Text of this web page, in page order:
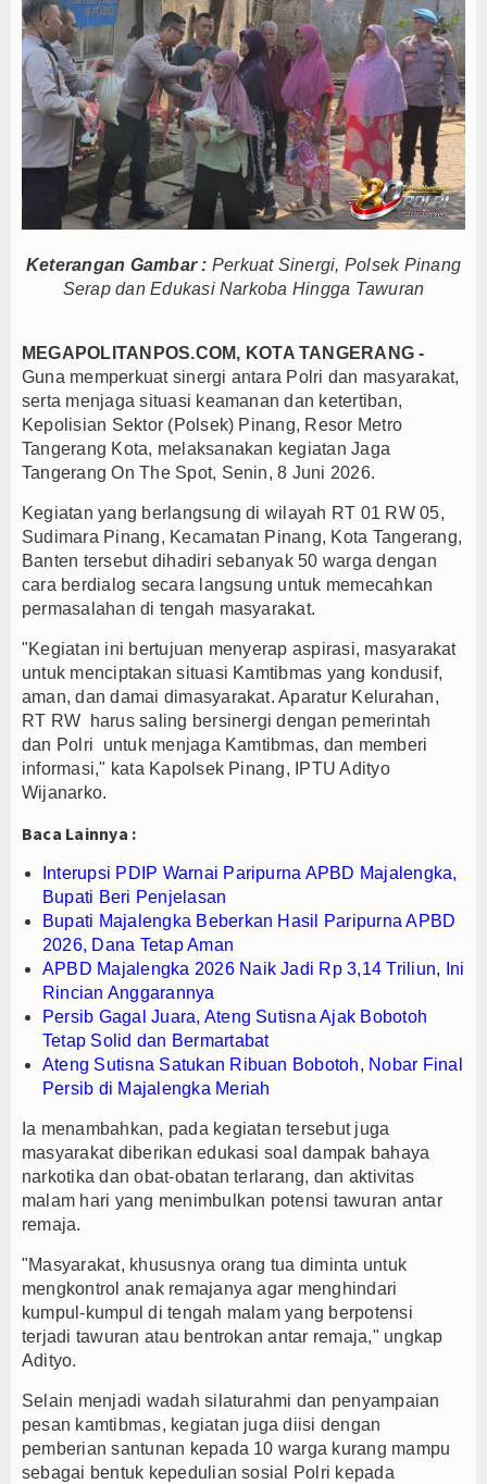
Anggarannya
Solid dan Bermartabat
Juara Piala Presiden 2026
di Majalengka Meriah
sebagai Hub Pangan dan Perdagangan Global
Saat Nobar Persib vs Persebaya
Bali Lestari Hasilkan 10 Ton Gabah
Beri Penjelasan
Dana Tetap Aman
Solid dan Bermartabat
Juara Piala Presiden 2026
di Majalengka Meriah
sebagai Hub Pangan dan Perdagangan Global
Saat Nobar Persib vs Persebaya
Bali Lestari Hasilkan 10 Ton Gabah
Gerai Produk Hilir Segera Hadir
Beri Penjelasan
Keterangan Gambar : Perkuat Sinergi, Polsek Pinang
Serap dan Edukasi Narkoba Hingga Tawuran
MEGAPOLITANPOS.COM, KOTA TANGERANG -
Guna memperkuat sinergi antara Polri dan masyarakat,
serta menjaga situasi keamanan dan ketertiban,
Kepolisian Sektor (Polsek) Pinang, Resor Metro
Tangerang Kota, melaksanakan kegiatan Jaga
Tangerang On The Spot, Senin, 8 Juni 2026.
Kegiatan yang berlangsung di wilayah RT 01 RW 05,
Sudimara Pinang, Kecamatan Pinang, Kota Tangerang,
Banten tersebut dihadiri sebanyak 50 warga dengan
cara berdialog secara langsung untuk memecahkan
permasalahan di tengah masyarakat.
"Kegiatan ini bertujuan menyerap aspirasi, masyarakat
untuk menciptakan situasi Kamtibmas yang kondusif,
aman, dan damai dimasyarakat. Aparatur Kelurahan,
RT RW harus saling bersinergi dengan pemerintah
dan Polri untuk menjaga Kamtibmas, dan memberi
informasi," kata Kapolsek Pinang, IPTU Adityo
Wijanarko.
Baca Lainnya :
Interupsi PDIP Warnai Paripurna APBD Majalengka,
Bupati Beri Penjelasan
Bupati Majalengka Beberkan Hasil Paripurna APBD
2026, Dana Tetap Aman
APBD Majalengka 2026 Naik Jadi Rp 3,14 Triliun, Ini
Rincian Anggarannya
Persib Gagal Juara, Ateng Sutisna Ajak Bobotoh
Tetap Solid dan Bermartabat
Ateng Sutisna Satukan Ribuan Bobotoh, Nobar Final
Persib di Majalengka Meriah
Ia menambahkan, pada kegiatan tersebut juga
masyarakat diberikan edukasi soal dampak bahaya
narkotika dan obat-obatan terlarang, dan aktivitas
malam hari yang menimbulkan potensi tawuran antar
remaja.
"Masyarakat, khususnya orang tua diminta untuk
mengkontrol anak remajanya agar menghindari
kumpul-kumpul di tengah malam yang berpotensi
terjadi tawuran atau bentrokan antar remaja," ungkap
Adityo.
Selain menjadi wadah silaturahmi dan penyampaian
pesan kamtibmas, kegiatan juga diisi dengan
pemberian santunan kepada 10 warga kurang mampu
sebagai bentuk kepedulian sosial Polri kepada